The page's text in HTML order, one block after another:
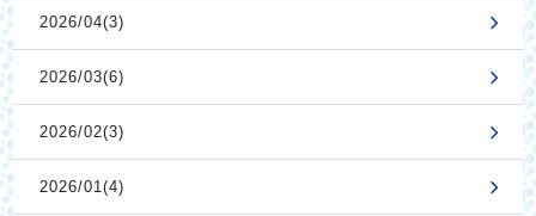
2026/04(3)
2026/03(6)
2026/02(3)
2026/01(4)